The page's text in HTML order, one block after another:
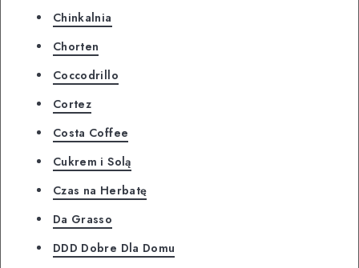
Chinkalnia
Chorten
Coccodrillo
Cortez
Costa Coffee
Cukrem i Solą
Czas na Herbatę
Da Grasso
DDD Dobre Dla Domu